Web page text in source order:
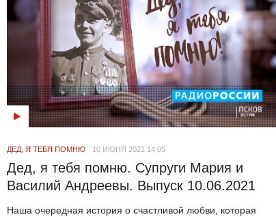
ДЕД, Я ТЕБЯ ПОМНЮ 10 ИЮНЯ 2021 14:05
Дед, я тебя помню. Супруги Мария и
Василий Андреевы. Выпуск 10.06.2021
Наша очередная история о счастливой любви, которая